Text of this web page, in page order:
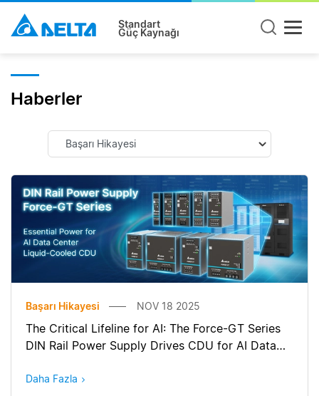
Standart
Güç Kaynağı
Haberler
Başarı Hikayesi NOV 18 2025
The Critical Lifeline for AI: The Force-GT Series
DIN Rail Power Supply Drives CDU for AI Data
Daha Fazla